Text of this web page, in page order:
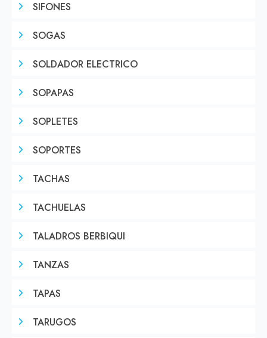
SIFONES
SOGAS
SOLDADOR ELECTRICO
SOPAPAS
SOPLETES
SOPORTES
TACHAS
TACHUELAS
TALADROS BERBIQUI
TANZAS
TAPAS
TARUGOS